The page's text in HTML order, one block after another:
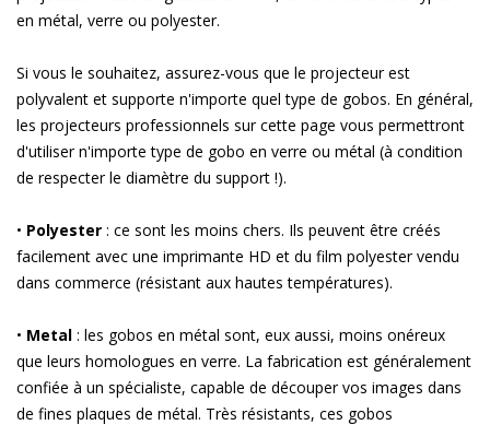
en métal, verre ou polyester.
Si vous le souhaitez, assurez-vous que le projecteur est
polyvalent et supporte n'importe quel type de gobos. En général,
les projecteurs professionnels sur cette page vous permettront
d'utiliser n'importe type de gobo en verre ou métal (à condition
de respecter le diamètre du support !).
• Polyester : ce sont les moins chers. Ils peuvent être créés
facilement avec une imprimante HD et du film polyester vendu
dans commerce (résistant aux hautes températures).
• Metal : les gobos en métal sont, eux aussi, moins onéreux
que leurs homologues en verre. La fabrication est généralement
confiée à un spécialiste, capable de découper vos images dans
de fines plaques de métal. Très résistants, ces gobos